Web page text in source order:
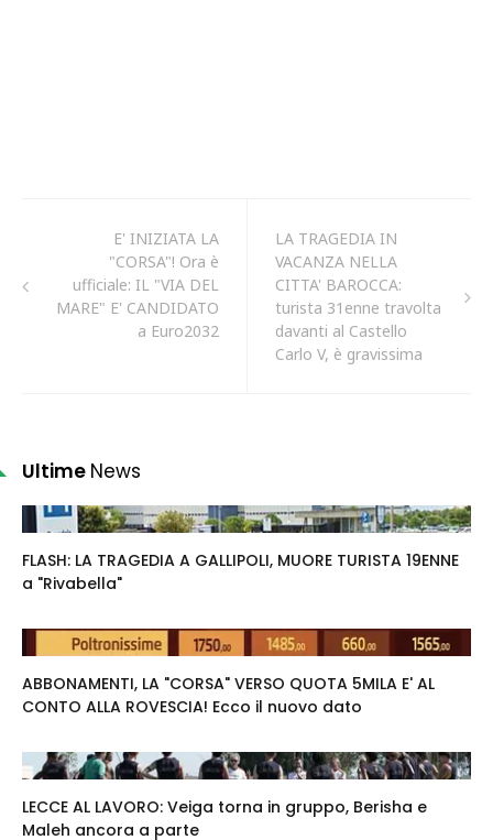
E' INIZIATA LA
"CORSA"! Ora è
ufficiale: IL "VIA DEL
MARE" E' CANDIDATO
a Euro2032
LA TRAGEDIA IN
VACANZA NELLA
CITTA' BAROCCA:
turista 31enne travolta
davanti al Castello
Carlo V, è gravissima
Ultime News
FLASH: LA TRAGEDIA A GALLIPOLI, MUORE TURISTA 19ENNE
a "Rivabella"
ABBONAMENTI, LA "CORSA" VERSO QUOTA 5MILA E' AL
CONTO ALLA ROVESCIA! Ecco il nuovo dato
LECCE AL LAVORO: Veiga torna in gruppo, Berisha e
Maleh ancora a parte